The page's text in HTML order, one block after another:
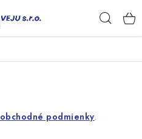
obchodné podmienky.